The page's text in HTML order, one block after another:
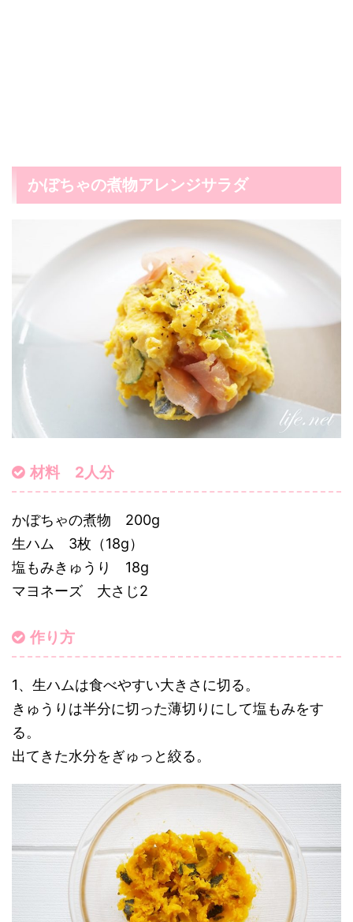
かぼちゃの煮物アレンジサラダ
材料 2人分
かぼちゃの煮物 200g
生ハム 3枚（18g）
塩もみきゅうり 18g
マヨネーズ 大さじ2
作り方
1、生ハムは食べやすい大きさに切る。
きゅうりは半分に切った薄切りにして塩もみをす
る。
出てきた水分をぎゅっと絞る。